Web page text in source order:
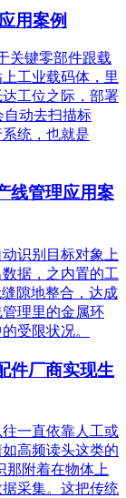
用案例
关键零部件跟载
工业载码体，里
工位之际，部署
自动去扫描标
统，也就是
线管理应用案
识别目标对象上
据，之内置的工
隙地整合，达成
理里的金属环
受限状况。
件厂商实现生
一直依靠人工或
高频读头这类的
那附着在物体上
采集。这把传统